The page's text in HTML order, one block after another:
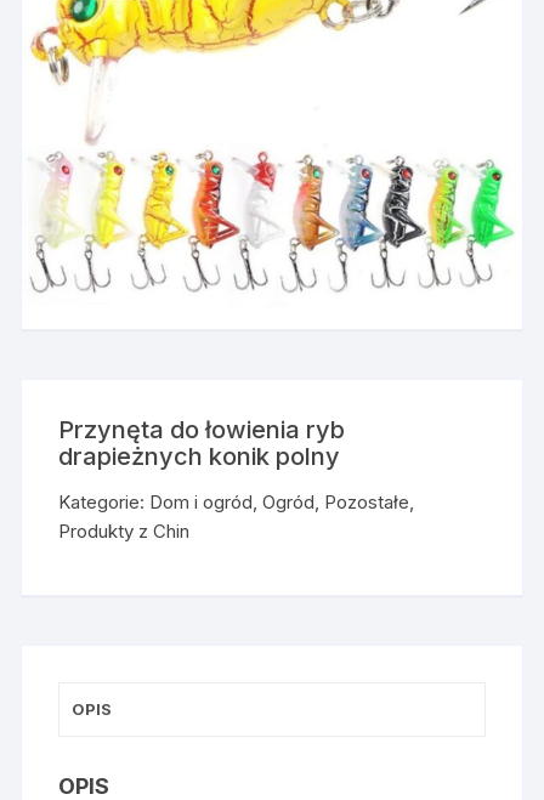
Przynęta do łowienia ryb
drapieżnych konik polny
Kategorie: Dom i ogród ,Ogród Pozostałe
Produkty z Chin
OPIS
OPIS